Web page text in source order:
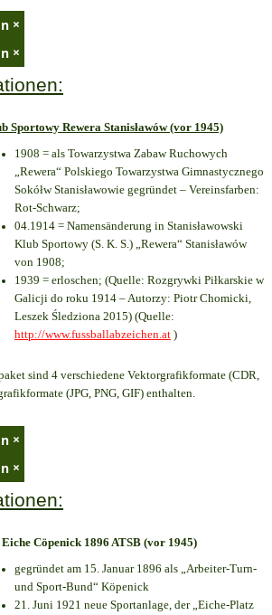
×
×
Sportowy Rewera Stanisławów (vor 1945)
1908 = als Towarzystwa Zabaw Ruchowych
„Rewera“ Polskiego Towarzystwa Gimnastycznego
Sokółw Stanisławowie gegründet – Vereinsfarben:
Rot-Schwarz;
04.1914 = Namensänderung in Stanisławowski
Klub Sportowy (S. K. S.) „Rewera“ Stanisławów
von 1908;
1939 = erloschen; (Quelle: Rozgrywki Piłkarskie w
Galicji do roku 1914 – Autorzy: Piotr Chomicki,
Leszek Śledziona 2015) (Quelle:
http://www.fussballabzeichen.at )
sind 4 verschiedene Vektorgrafikformate (CDR,
(JPG, PNG, GIF) enthalten.
×
×
Cöpenick 1896 ATSB (vor 1945)
gegründet am 15. Januar 1896 als „Arbeiter-Turn-
und Sport-Bund“ Köpenick
21. Juni 1921 neue Sportanlage, der „Eiche-Platz